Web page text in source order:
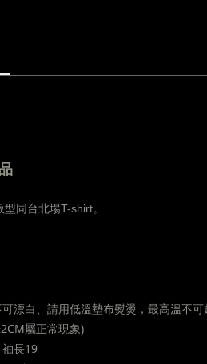
同台北場T-shirt。
漂白、請用低溫墊布熨燙，最高溫不
屬正常現象)
長19